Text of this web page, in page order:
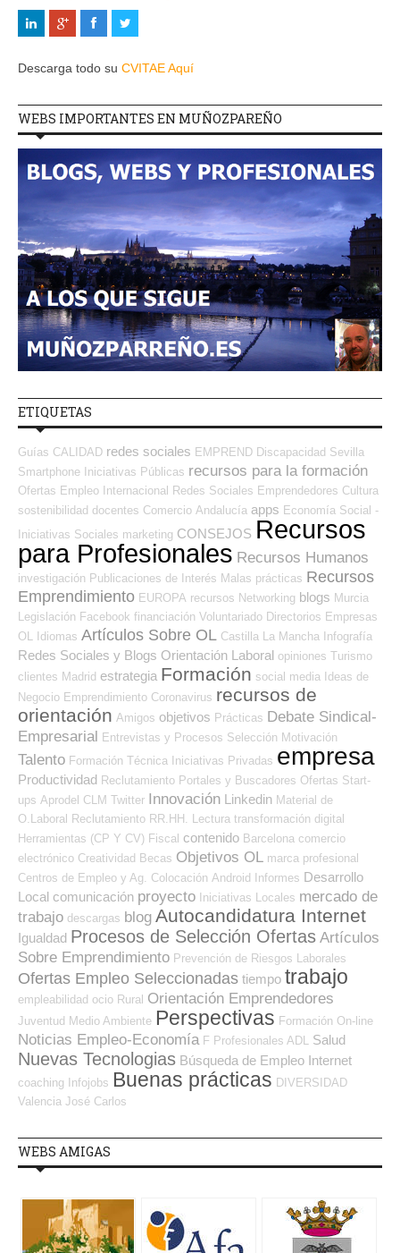
Descarga todo su CVITAE Aquí
WEBS IMPORTANTES EN MUÑOZPAREÑO
ETIQUETAS
Guías CALIDAD redes sociales EMPREND Discapacidad Sevilla
Smartphone Iniciativas Públicas recursos para la formación
Ofertas Empleo Internacional Redes Sociales Emprendedores Cultura
sostenibilidad docentes Comercio Andalucía apps Economía Social -
Iniciativas Sociales marketing CONSEJOS Recursos
para Profesionales Recursos Humanos
investigación Publicaciones de Interés Malas prácticas Recursos
Emprendimiento EUROPA recursos Networking blogs Murcia
Legislación Facebook financiación Voluntariado Directorios Empresas
OL
Idiomas Artículos Sobre OL Castilla La Mancha Infografía
Redes Sociales y Blogs Orientación Laboral opiniones Turismo
clientes Madrid estrategia Formación social media Ideas de
Negocio Emprendimiento Coronavirus recursos de
orientación Amigos objetivos Prácticas Debate Sindical-
Empresarial Entrevistas y Procesos Selección Motivación
Talento Formación Técnica Iniciativas Privadas empresa
Productividad Reclutamiento Portales y Buscadores Ofertas Start-
ups Aprodel CLM Twitter Innovación Linkedin Material de
O.Laboral Reclutamiento RR.HH. Lectura transformación digital
Herramientas (CP Y CV) Fiscal contenido Barcelona comercio
electrónico Creatividad Becas Objetivos OL marca profesional
Centros de Empleo y Ag. Colocación Android Informes Desarrollo
Local comunicación proyecto Iniciativas Locales mercado de
trabajo descargas blog Autocandidatura Internet
Igualdad Procesos de Selección Ofertas Artículos
Sobre Emprendimiento Prevención de Riesgos Laborales
Ofertas Empleo Seleccionadas tiempo trabajo
empleabilidad ocio Rural Orientación Emprendedores
Juventud Medio Ambiente Perspectivas Formación On-line
Noticias Empleo-Economía F Profesionales ADL Salud
Nuevas Tecnologias Búsqueda de Empleo Internet
coaching Infojobs Buenas prácticas DIVERSIDAD
Valencia José Carlos
WEBS AMIGAS